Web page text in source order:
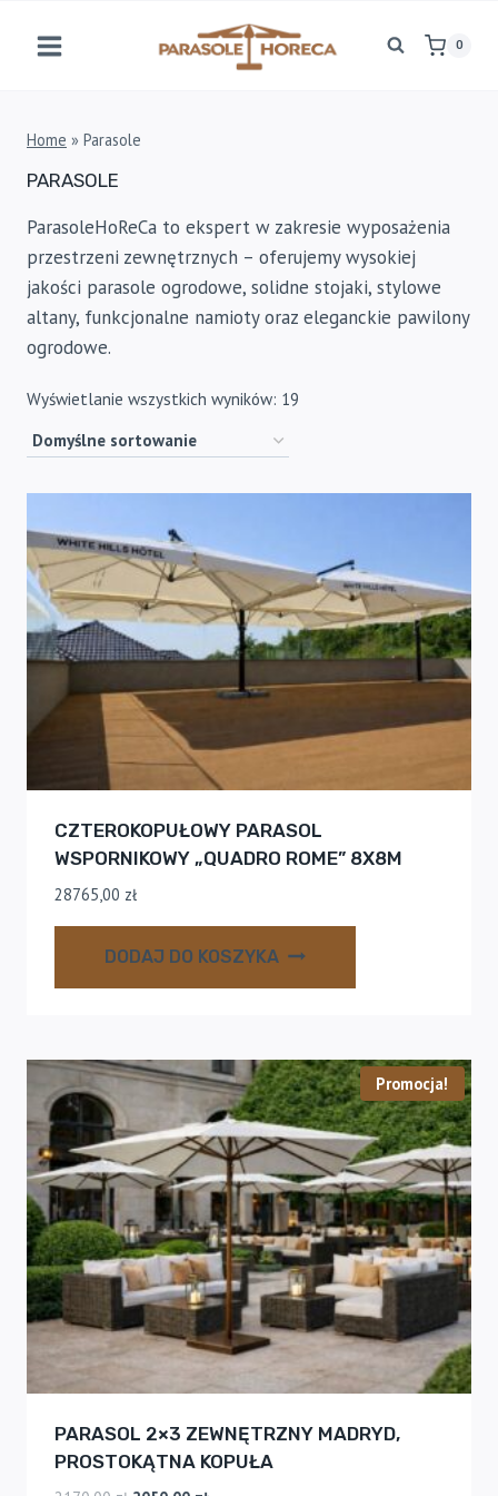
0
Home » Parasole
PARASOLE
ParasoleHoReCa to ekspert w zakresie wyposażenia
przestrzeni zewnętrznych – oferujemy wysokiej
jakości parasole ogrodowe, solidne stojaki, stylowe
altany, funkcjonalne namioty oraz eleganckie pawilony
ogrodowe.
Wyświetlanie wszystkich wyników: 19
CZTEROKOPUŁOWY PARASOL
WSPORNIKOWY „QUADRO ROME” 8X8M
28765,00 zł
DODAJ DO KOSZYKA
Promocja!
PARASOL 2×3 ZEWNĘTRZNY MADRYD,
PROSTOKĄTNA KOPUŁA